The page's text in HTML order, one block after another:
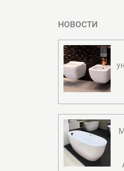
НОВОСТИ